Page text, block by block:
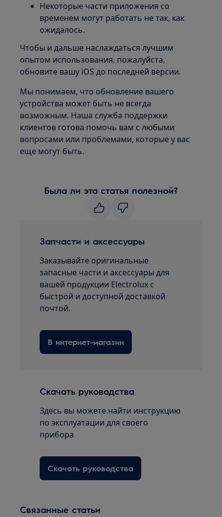
Некоторые части приложения со
временем могут работать не так, как
ожидалось.
Чтобы и дальше наслаждаться лучшим
опытом использования, пожалуйста,
обновите вашу iOS до последней версии.
Мы понимаем, что обновление вашего
устройства может быть не всегда
возможным. Наша служба поддержки
клиентов готова помочь вам с любыми
вопросами или проблемами, которые у вас
еще могут быть.
Была ли эта статья полезной?
Запчасти и аксессуары
Заказывайте оригинальные
запасные части и аксессуары для
вашей продукции Electrolux с
быстрой и доступной доставкой
почтой.
В интернет-магазин
Скачать руководства
Здесь вы можете найти инструкцию
по эксплуатации для своего
прибора
Скачать руководства
Связанные статьи